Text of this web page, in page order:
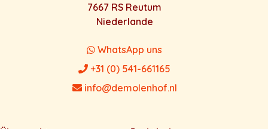
7667 RS Reutum
Niederlande
WhatsApp uns
+31 (0) 541-661165
info@demolenhof.nl